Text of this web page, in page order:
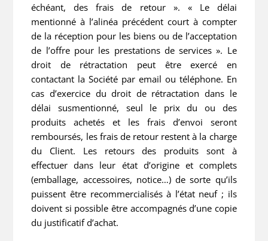
échéant, des frais de retour ». « Le délai
mentionné à l’alinéa précédent court à compter
de la réception pour les biens ou de l’acceptation
de l’offre pour les prestations de services ». Le
droit de rétractation peut être exercé en
contactant la Société par email ou téléphone. En
cas d’exercice du droit de rétractation dans le
délai susmentionné, seul le prix du ou des
produits achetés et les frais d’envoi seront
remboursés, les frais de retour restent à la charge
du Client. Les retours des produits sont à
effectuer dans leur état d’origine et complets
(emballage, accessoires, notice…) de sorte qu’ils
puissent être recommercialisés à l’état neuf ; ils
doivent si possible être accompagnés d’une copie
du justificatif d’achat.